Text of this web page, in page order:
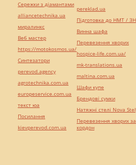
Сережки з діамантами
alliancetechnika.ua
миралинкс
Веб мастер
https://motokosmos.ua/
Синтезатори
perevod.agency
agrotechnika.com.ua
europeservice.com.ua
текст юа
Посилання
kievperevod.com.ua
pereklad.ua
Підготовка до НМТ /
Винна шафа
Перевезення хворих
hospice-life.com.ua/
mk-translations.ua
maltina.com.ua
Шафи купе
Брендові сумки
Натяжні стелі Nova
Перевезення хворих за
кордон